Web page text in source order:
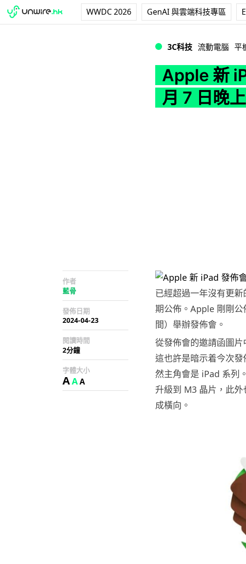
WWDC 2026 GenAI 與雲端科技專區
3C科技 流動電腦 平
Apple 新
月 7 日晚
作者
藍骨
發佈日期
2024-04-23
閱讀時間
2分鐘
字體大小
AAA
已經超過一年沒有更
期公佈。Apple 剛剛
間）舉辦發佈會。
從發佈會的邀請函圖
這也許是暗示着今次
然主角會是 iPad 系列
升級到 M3 晶片，此
成橫向。